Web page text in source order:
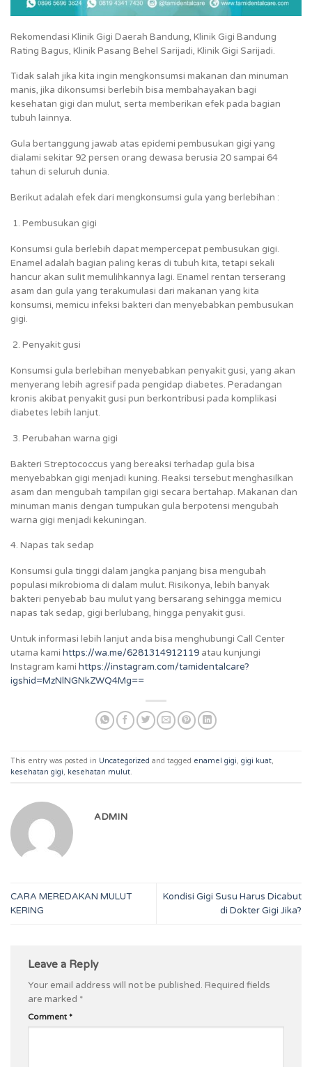
Rekomendasi Klinik Gigi Daerah Bandung, Klinik Gigi Bandung
Rating Bagus, Klinik Pasang Behel Sarijadi, Klinik Gigi Sarijadi.
Tidak salah jika kita ingin mengkonsumsi makanan dan minuman
manis, jika dikonsumsi berlebih bisa membahayakan bagi
kesehatan gigi dan mulut, serta memberikan efek pada bagian
tubuh lainnya.
Gula bertanggung jawab atas epidemi pembusukan gigi yang
dialami sekitar 92 persen orang dewasa berusia 20 sampai 64
tahun di seluruh dunia.
Berikut adalah efek dari mengkonsumsi gula yang berlebihan :
Pembusukan gigi
Konsumsi gula berlebih dapat mempercepat pembusukan gigi.
Enamel adalah bagian paling keras di tubuh kita, tetapi sekali
hancur akan sulit memulihkannya lagi. Enamel rentan terserang
asam dan gula yang terakumulasi dari makanan yang kita
konsumsi, memicu infeksi bakteri dan menyebabkan pembusukan
gigi.
Penyakit gusi
Konsumsi gula berlebihan menyebabkan penyakit gusi, yang akan
menyerang lebih agresif pada pengidap diabetes. Peradangan
kronis akibat penyakit gusi pun berkontribusi pada komplikasi
diabetes lebih lanjut.
Perubahan warna gigi
Bakteri Streptococcus yang bereaksi terhadap gula bisa
menyebabkan gigi menjadi kuning. Reaksi tersebut menghasilkan
asam dan mengubah tampilan gigi secara bertahap. Makanan dan
minuman manis dengan tumpukan gula berpotensi mengubah
warna gigi menjadi kekuningan.
4. Napas tak sedap
Konsumsi gula tinggi dalam jangka panjang bisa mengubah
populasi mikrobioma di dalam mulut. Risikonya, lebih banyak
bakteri penyebab bau mulut yang bersarang sehingga memicu
napas tak sedap, gigi berlubang, hingga penyakit gusi.
Untuk informasi lebih lanjut anda bisa menghubungi Call Center
utama kami https://wa.me/6281314912119 atau kunjungi
Instagram kami https://instagram.com/tamidentalcare?
igshid=MzNlNGNkZWQ4Mg==
This entry was posted in Uncategorized and tagged enamel gigi gigi kuat
kesehatan gigi
kesehatan mulut
ADMIN
CARA MEREDAKAN MULUT
KERING
Kondisi Gigi Susu Harus Dicabut
di Dokter Gigi Jika?
Leave a Reply
Your email address will not be published. Required fields
are marked *
Comment *